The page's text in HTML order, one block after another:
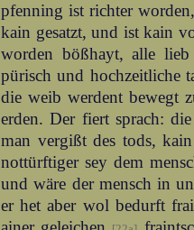
pfenning ist richter
kain gesatzt, und ist kain
worden bößhayt, alle
pürisch und hochzeitliche
die weib werdent bewegt
erden. Der fiert sprach:
man vergißt des tods,
nottürftiger sey dem
und wäre der mensch in
er het aber wol bedurft